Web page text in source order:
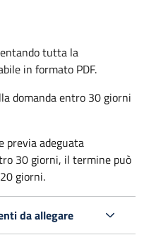
tutta la
in formato PDF.
domanda entro 30 giorni
previa adeguata
30 giorni, il termine può
giorni.
da allegare